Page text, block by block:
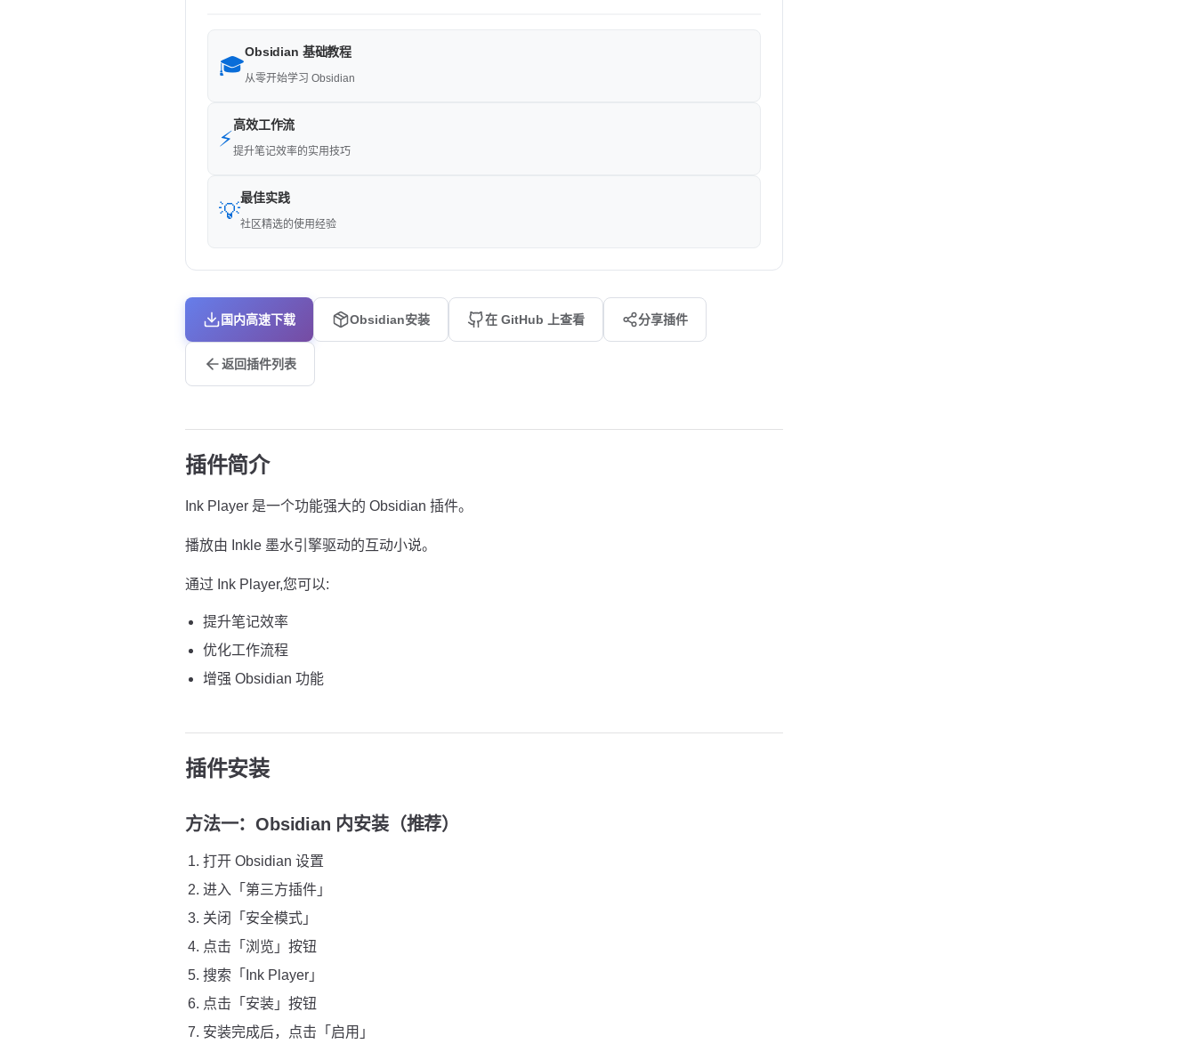
🎓
Obsidian 基础教程
从零开始学习 Obsidian
⚡
高效工作流
提升笔记效率的实用技巧
💡
最佳实践
社区精选的使用经验
国内高速下载 Obsidian安装 在 GitHub 上查看 分享插件
返回插件列表
插件简介
Ink Player 是一个功能强大的 Obsidian 插件。
播放由 Inkle 墨水引擎驱动的互动小说。
通过 Ink Player,您可以:
提升笔记效率
优化工作流程
增强 Obsidian 功能
插件安装
方法一：Obsidian 内安装（推荐）
打开 Obsidian 设置
进入「第三方插件」
关闭「安全模式」
点击「浏览」按钮
搜索「Ink Player」
点击「安装」按钮
安装完成后，点击「启用」